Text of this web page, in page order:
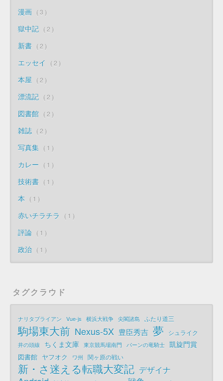
漫画 3
獄中記 2
新書 2
エッセイ 2
本屋 2
漂流記 2
図書館 2
雑誌 2
写真集 1
カレー 1
技術書 1
本 1
赤いチラチラ 1
評論 1
政治 1
タグクラウド
ナリタブライアン Vue-js 横浜大戦争 尖閣諸島 ふたり道三
駒場東大前 Nexus-5X 豊臣秀吉 夢 シュライク
井の頭線 ちくま文庫 東京競馬場南門 パーンの竜騎士 凱旋門賞
図書館 ヤフオク ワ州 関ヶ原の戦い
新・さ迷える転職大変記 デザイナ